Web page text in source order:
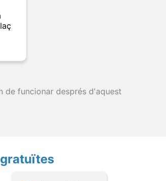
de funcionar després d'aquest